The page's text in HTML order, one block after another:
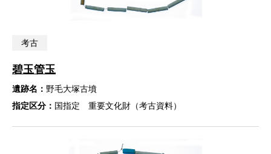
考古
碧玉管玉
遺跡名： 野毛大塚古墳
指定区分： 国指定 重要文化財（考古資料）